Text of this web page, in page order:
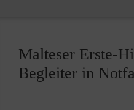
Malteser Erste-
Begleiter in